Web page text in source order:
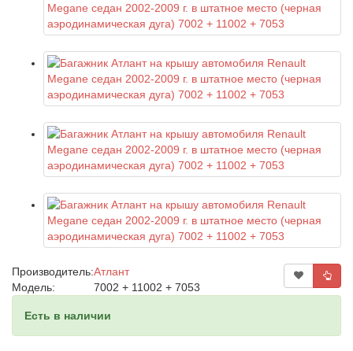
Производитель:Атлант
Модель:
7002 + 11002 + 7053
Есть в наличии